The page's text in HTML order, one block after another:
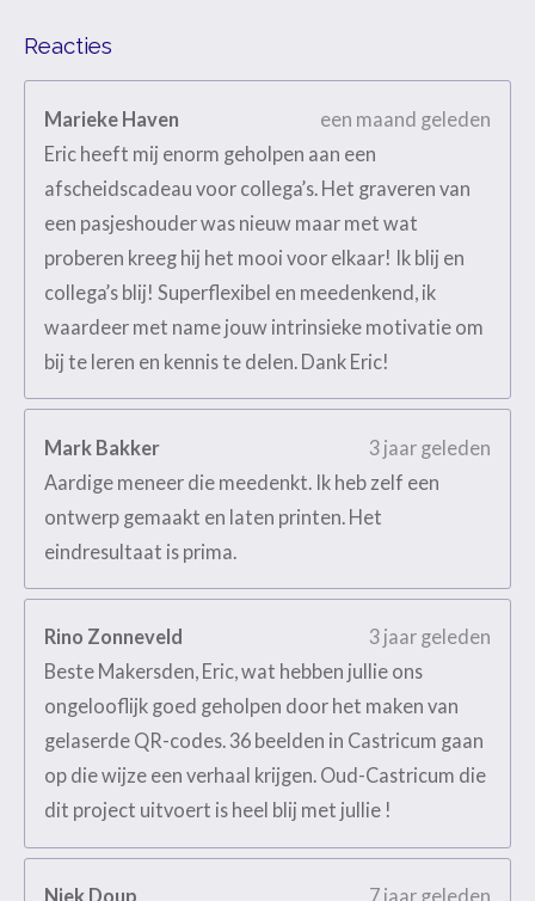
Reacties
Marieke Haven
een maand geleden
Eric heeft mij enorm geholpen aan een
afscheidscadeau voor collega’s. Het graveren van
een pasjeshouder was nieuw maar met wat
proberen kreeg hij het mooi voor elkaar! Ik blij en
collega’s blij! Superflexibel en meedenkend, ik
waardeer met name jouw intrinsieke motivatie om
bij te leren en kennis te delen. Dank Eric!
Mark Bakker
3 jaar geleden
Aardige meneer die meedenkt. Ik heb zelf een
ontwerp gemaakt en laten printen. Het
eindresultaat is prima.
Rino Zonneveld
3 jaar geleden
Beste Makersden, Eric, wat hebben jullie ons
ongelooflijk goed geholpen door het maken van
gelaserde QR-codes. 36 beelden in Castricum gaan
op die wijze een verhaal krijgen. Oud-Castricum die
dit project uitvoert is heel blij met jullie !
Niek Doup
7 jaar geleden